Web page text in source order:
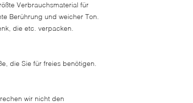
Verbrauchsmaterial für
Berührung und weicher Ton.
die etc. verpacken.
die Sie für freies benötigen.
wir nicht den